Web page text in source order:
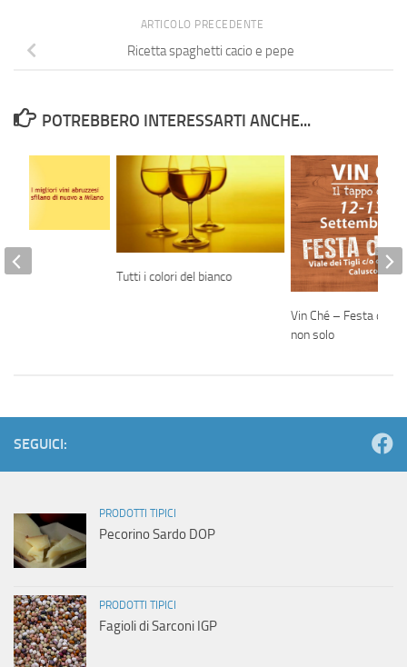
ARTICOLO PRECEDENTE
Ricetta spaghetti cacio e pepe
POTREBBERO INTERESSARTI ANCHE...
Tutti i colori del bianco
Vin Ché – Festa del
non solo
SEGUICI:
PRODOTTI TIPICI
Pecorino Sardo DOP
PRODOTTI TIPICI
Fagioli di Sarconi IGP